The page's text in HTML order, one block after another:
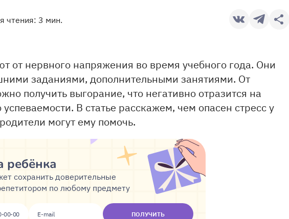
чтения: 3 мин.
от нервного напряжения во время учебного года. Они
заданиями, дополнительными занятиями. От
получить выгорание, что негативно отразится на
В статье расскажем, чем опасен стресс у
могут ему помочь.
ребёнка
сохранить доверительные
по любому предмету
ПОЛУЧИТЬ